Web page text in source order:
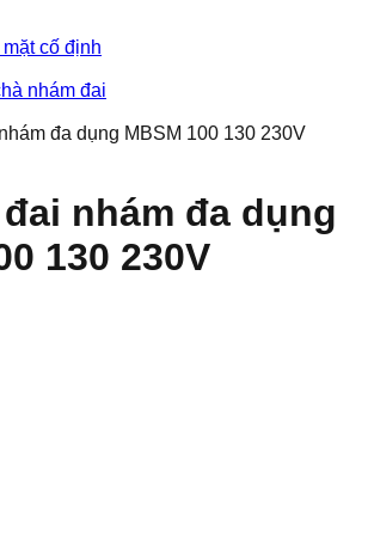
cố định
nhám đai
đa dụng MBSM 100 130 230V
nhám đa dụng
130 230V